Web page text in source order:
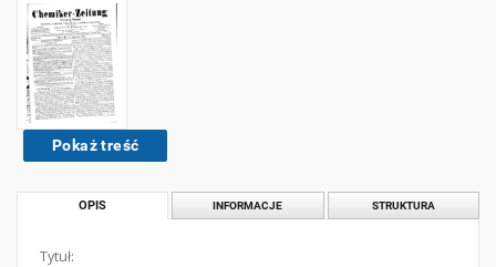
Pokaż treść
OPIS INFORMACJE STRUKTURA
Tytuł: